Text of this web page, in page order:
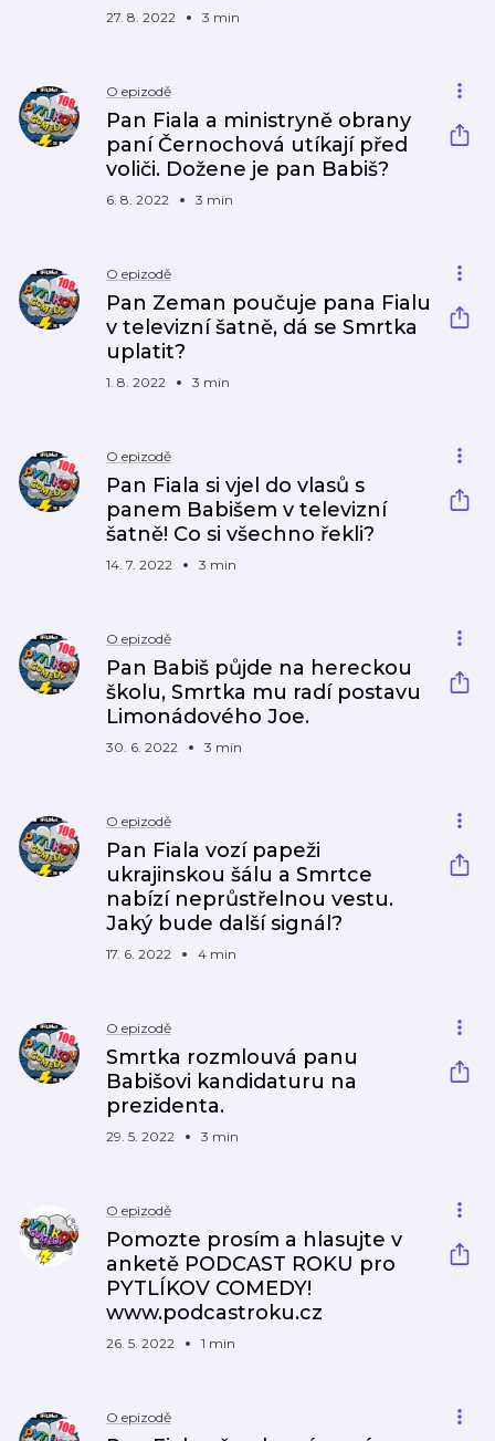
27. 8. 2022 3 min
O epizodě
Pan Fiala a ministryně obrany
paní Černochová utíkají před
voliči. Dožene je pan Babiš?
6. 8. 2022 3 min
O epizodě
Pan Zeman poučuje pana Fialu
v televizní šatně, dá se Smrtka
uplatit?
1. 8. 2022 3 min
O epizodě
Pan Fiala si vjel do vlasů s
panem Babišem v televizní
šatně! Co si všechno řekli?
14. 7. 2022 3 min
O epizodě
Pan Babiš půjde na hereckou
školu, Smrtka mu radí postavu
Limonádového Joe.
30. 6. 2022 3 min
O epizodě
Pan Fiala vozí papeži
ukrajinskou šálu a Smrtce
nabízí neprůstřelnou vestu.
Jaký bude další signál?
17. 6. 2022 4 min
O epizodě
Smrtka rozmlouvá panu
Babišovi kandidaturu na
prezidenta.
29. 5. 2022 3 min
O epizodě
Pomozte prosím a hlasujte v
anketě PODCAST ROKU pro
PYTLÍKOV COMEDY!
www.podcastroku.cz
26. 5. 2022 1 min
O epizodě